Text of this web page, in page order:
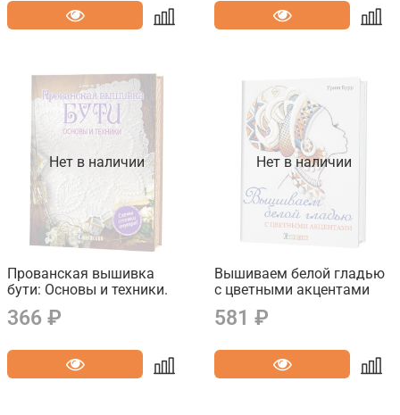
Нет в наличии
Прованская вышивка
бути: Основы и техники.
366 ₽
Нет в наличии
Вышиваем белой гладью
с цветными акцентами
581 ₽